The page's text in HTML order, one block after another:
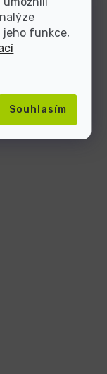
jeho funkce,
Souhlasím